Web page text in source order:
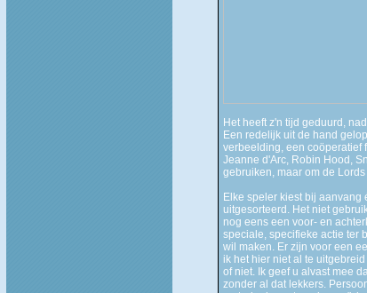
Het heeft z'n tijd geduurd,
Een redelijk uit de hand
verbeelding, een coöperatief
Jeanne d'Arc, Robin Hood,
gebruiken, maar om de
Elke speler kiest bij aanvang
uitgesorteerd. Het niet
nog eens een voor- en
speciale, specifieke actie ter
wil maken. Er zijn voor een
ik het hier niet al te
of niet. Ik geef u alvast mee
zonder al dat lekkers.